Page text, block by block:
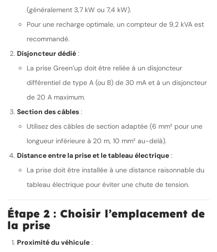
(généralement 3,7 kW ou 7,4 kW).
Pour une recharge optimale, un compteur de 9,2 kVA est
recommandé.
Disjoncteur dédié :
La prise Green’up doit être reliée à un disjoncteur
différentiel de type A (ou B) de 30 mA et à un disjoncteur
de 20 A maximum.
Section des câbles :
Utilisez des câbles de section adaptée (6 mm² pour une
longueur inférieure à 20 m, 10 mm² au-delà).
Distance entre la prise et le tableau électrique :
La prise doit être installée à une distance raisonnable du
tableau électrique pour éviter une chute de tension.
Étape 2 : Choisir l’emplacement de
la prise
Proximité du véhicule :